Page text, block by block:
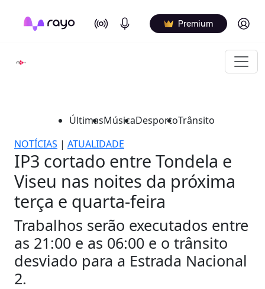
On Air Podcasts Premium Log in
ÚltimasMúsicaDesportoTrânsito
NOTÍCIAS | ATUALIDADE
IP3 cortado entre Tondela e
Viseu nas noites da próxima
terça e quarta-feira
Trabalhos serão executados entre
as 21:00 e as 06:00 e o trânsito
desviado para a Estrada Nacional
2.